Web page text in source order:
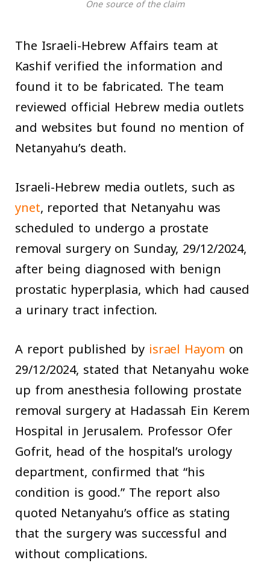
One source of the claim
The Israeli-Hebrew Affairs team at
Kashif verified the information and
found it to be fabricated. The team
reviewed official Hebrew media outlets
and websites but found no mention of
Netanyahu’s death.
Israeli-Hebrew media outlets, such as
ynet, reported that Netanyahu was
scheduled to undergo a prostate
removal surgery on Sunday, 29/12/2024,
after being diagnosed with benign
prostatic hyperplasia, which had caused
a urinary tract infection.
A report published by israel Hayom on
29/12/2024, stated that Netanyahu woke
up from anesthesia following prostate
removal surgery at Hadassah Ein Kerem
Hospital in Jerusalem. Professor Ofer
Gofrit, head of the hospital’s urology
department, confirmed that “his
condition is good.” The report also
quoted Netanyahu’s office as stating
that the surgery was successful and
without complications.